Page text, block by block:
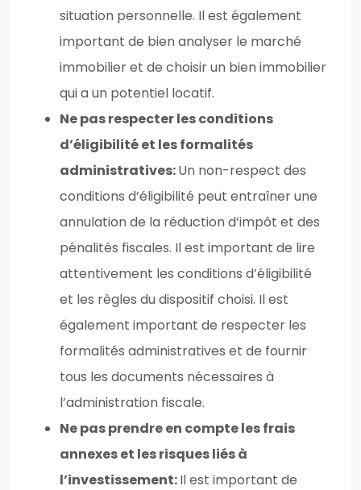
situation personnelle. Il est également
important de bien analyser le marché
immobilier et de choisir un bien immobilier
qui a un potentiel locatif.
Ne pas respecter les conditions
d’éligibilité et les formalités
administratives:Un non-respect des
conditions d’éligibilité peut entraîner une
annulation de la réduction d’impôt et des
pénalités fiscales. Il est important de lire
attentivement les conditions d’éligibilité
et les règles du dispositif choisi. Il est
également important de respecter les
formalités administratives et de fournir
tous les documents nécessaires à
l’administration fiscale.
Ne pas prendre en compte les frais
annexes et les risques liés à
l’investissement:Il est important de